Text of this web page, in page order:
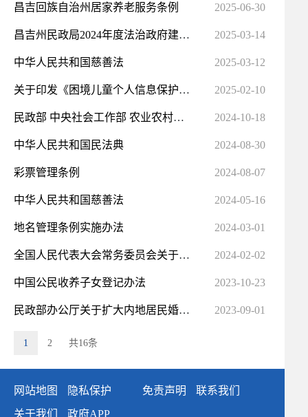
昌吉回族自治州居家养老服务条例 2025-06-30
昌吉州民政局2024年度法治政府建设工作报告 2025-03-14
中华人民共和国慈善法 2025-03-12
关于印发《困境儿童个人信息保护工作办法》的通知 2025-02-10
民政部 中央社会工作部 农业农村部 市场监管总局 全国工商联关于加强社会组织规范化建设推动 社会组织... 2024-10-18
中华人民共和国民法典 2024-08-30
彩票管理条例 2024-08-07
中华人民共和国慈善法 2024-05-16
地名管理条例实施办法 2024-03-01
全国人民代表大会常务委员会关于修改《中华人民共和国慈善法》的决定 2024-02-02
中国公民收养子女登记办法 2023-10-23
民政部办公厅关于扩大内地居民婚姻登记“跨省通办”试点的通知 2023-09-01
1 2 共16条
网站地图 隐私保护 免责声明
联系我们
关于我们
政府APP